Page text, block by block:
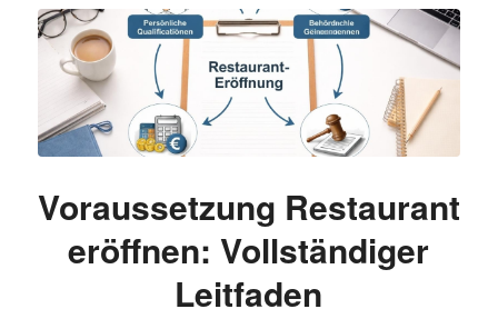
Voraussetzung Restaurant
eröffnen: Vollständiger
Leitfaden